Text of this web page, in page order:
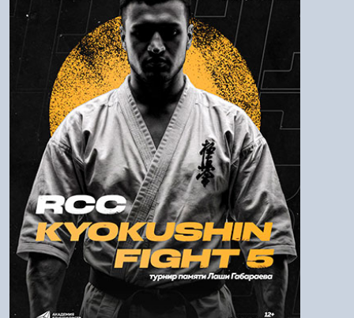
Пароль
Войти
Напомнить пароль
Регистрация